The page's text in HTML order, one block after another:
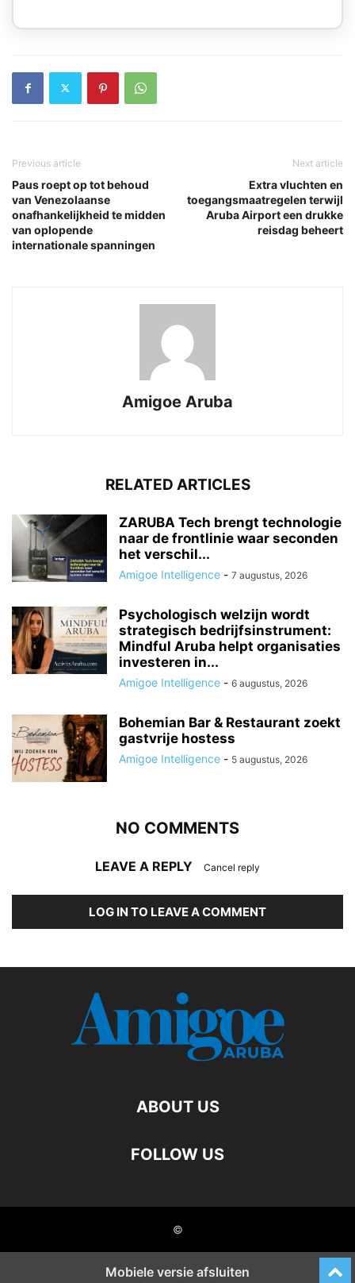
Previous article
Paus roept op tot behoud
van Venezolaanse
onafhankelijkheid te midden
van oplopende
internationale spanningen
Next article
Extra vluchten en
toegangsmaatregelen terwijl
Aruba Airport een drukke
reisdag beheert
Amigoe Aruba
RELATED ARTICLES
ZARUBA Tech brengt technologie
naar de frontlinie waar seconden
het verschil...
Amigoe Intelligence - 7 augustus, 2026
Psychologisch welzijn wordt
strategisch bedrijfsinstrument:
Mindful Aruba helpt organisaties
investeren in...
Amigoe Intelligence - 6 augustus, 2026
Bohemian Bar & Restaurant zoekt
gastvrije hostess
Amigoe Intelligence - 5 augustus, 2026
NO COMMENTS
LEAVE A REPLY Cancel reply
LOG IN TO LEAVE A COMMENT
ABOUT US
FOLLOW US
©
Mobiele versie afsluiten